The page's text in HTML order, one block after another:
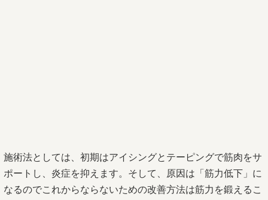
施術法としては、初期はアイシングとテーピングで筋肉をサ
ポートし、炎症を抑えます。そして、原因は「筋力低下」に
なるのでこれからならないための改善方法は筋力を鍛えるこ